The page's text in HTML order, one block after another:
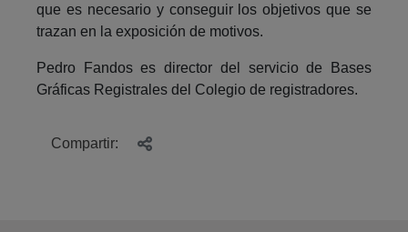
que es necesario y conseguir los objetivos que se
trazan en la exposición de motivos.
Pedro Fandos es director del servicio de Bases
Gráficas Registrales del Colegio de registradores.
Compartir: